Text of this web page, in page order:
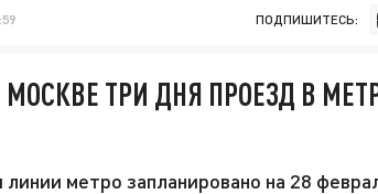
ПОДПИШИТЕСЬ:
ТРИ ДНЯ ПРОЕЗД В
метро запланировано на 28